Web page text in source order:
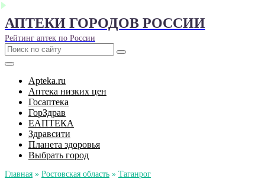
АПТЕКИ ГОРОДОВ РОССИИ
Рейтинг аптек по России
Apteka.ru
Аптека низких цен
Госаптека
ГорЗдрав
ЕАПТЕКА
Здравсити
Планета здоровья
Выбрать город
Главная » Ростовская область » Таганрог